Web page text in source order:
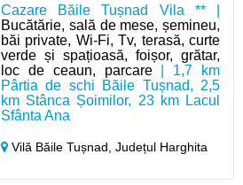
Cazare Băile Tușnad Vila ** |
Bucătărie, sală de mese, șemineu,
băi private, Wi-Fi, Tv, terasă, curte
verde și spațioasă, foișor, grătar,
loc de ceaun, parcare| 1,7 km
Pârtia de schi Băile Tușnad, 2,5
km Stânca Șoimilor, 23 km Lacul
Sfânta Ana
Vilă Băile Tușnad,Județul Harghita